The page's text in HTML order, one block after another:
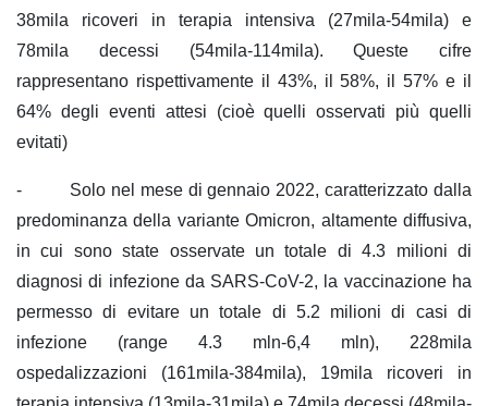
38mila ricoveri in terapia intensiva (27mila-54mila) e
78mila decessi (54mila-114mila). Queste cifre
rappresentano rispettivamente il 43%, il 58%, il 57% e il
64% degli eventi attesi (cioè quelli osservati più quelli
evitati)
- Solo nel mese di gennaio 2022, caratterizzato dalla
predominanza della variante Omicron, altamente diffusiva,
in cui sono state osservate un totale di 4.3 milioni di
diagnosi di infezione da SARS-CoV-2, la vaccinazione ha
permesso di evitare un totale di 5.2 milioni di casi di
infezione (range 4.3 mln-6,4 mln), 228mila
ospedalizzazioni (161mila-384mila), 19mila ricoveri in